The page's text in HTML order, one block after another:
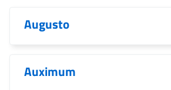
Augusto
Auximum